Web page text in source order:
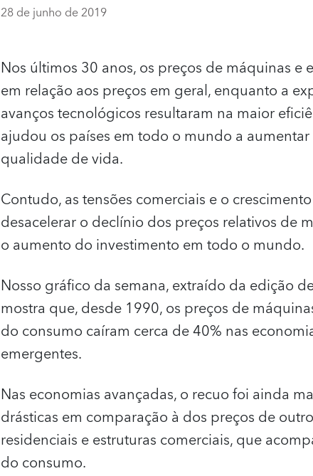
28 de junho de 2019
Nos últimos 30 anos, os preços de máquinas
em relação aos preços em geral, enquanto a
avanços tecnológicos resultaram na maior
ajudou os países em todo o mundo a
qualidade de vida.
Contudo, as tensões comerciais e o
desacelerar o declínio dos preços relativos de
o aumento do investimento em todo o mundo.
Nosso gráfico da semana, extraído da edição
mostra que, desde 1990, os preços de
do consumo caíram cerca de 40% nas
emergentes.
Nas economias avançadas, o recuo foi ainda
drásticas em comparação à dos preços de
residenciais e estruturas comerciais, que
do consumo.